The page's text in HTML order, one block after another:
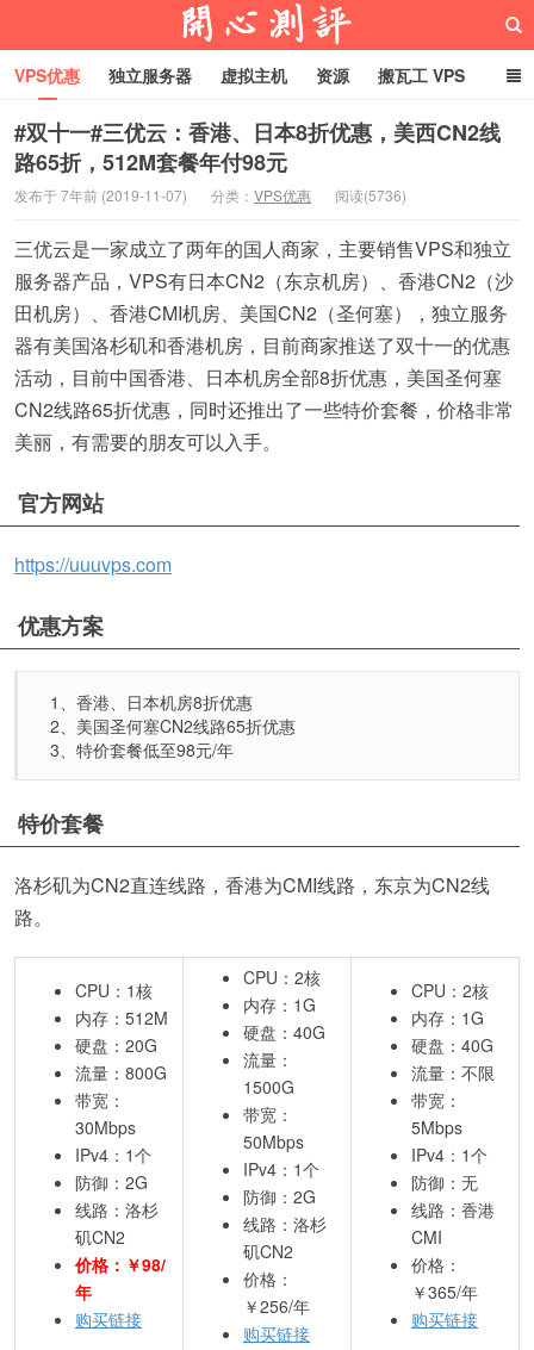
开心VPS测评
VPS优惠 独立服务器 虚拟主机 资源 搬瓦工 VPS
折腾VPS 真实测评 Hostloc趣闻 域名
RackNerd促销套餐
#双十一#三优云：香港、日本8折优惠，美西CN2线
路65折，512M套餐年付98元
发布于 7年前 (2019-11-07) 分类： VPS优惠 阅读(5736)
三优云是一家成立了两年的国人商家，主要销售VPS和独立
服务器产品，VPS有日本CN2（东京机房）、香港CN2（沙
田机房）、香港CMI机房、美国CN2（圣何塞），独立服务
器有美国洛杉矶和香港机房，目前商家推送了双十一的优惠
活动，目前中国香港、日本机房全部8折优惠，美国圣何塞
CN2线路65折优惠，同时还推出了一些特价套餐，价格非常
美丽，有需要的朋友可以入手。
官方网站
https://uuuvps.com
优惠方案
1、香港、日本机房8折优惠
2、美国圣何塞CN2线路65折优惠
3、特价套餐低至98元/年
特价套餐
洛杉矶为CN2直连线路，香港为CMI线路，东京为CN2线
路。
CPU：1核
内存：512M
硬盘：20G
流量：800G
带宽：
30Mbps
IPv4：1个
防御：2G
线路：洛杉
矶CN2
价格：￥98/
年
购买链接
CPU：2核
内存：1G
硬盘：40G
流量：
1500G
带宽：
50Mbps
IPv4：1个
防御：2G
线路：洛杉
矶CN2
价格：
￥256/年
购买链接
CPU：2核
内存：1G
硬盘：40G
流量：不限
带宽：
5Mbps
IPv4：1个
防御：无
线路：香港
CMI
价格：
￥365/年
购买链接